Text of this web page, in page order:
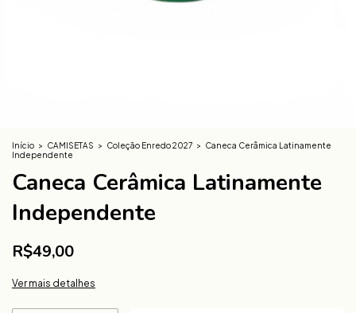
Início > CAMISETAS > Coleção Enredo 2027 > Caneca Cerâmica Latinamente
Independente
Caneca Cerâmica Latinamente
Independente
R$49,00
Ver mais detalhes